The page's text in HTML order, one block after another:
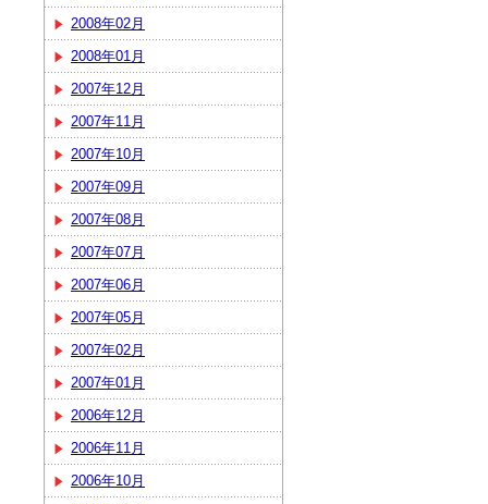
2008年02月
2008年01月
2007年12月
2007年11月
2007年10月
2007年09月
2007年08月
2007年07月
2007年06月
2007年05月
2007年02月
2007年01月
2006年12月
2006年11月
2006年10月